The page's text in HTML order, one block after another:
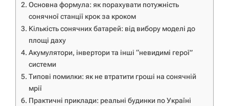
Основна формула: як порахувати потужність
сонячної станції крок за кроком
Кількість сонячних батарей: від вибору моделі до
площі даху
Акумулятори, інвертори та інші “невидимі герої”
системи
Типові помилки: як не втратити гроші на сонячній
мрії
Практичні приклади: реальні будинки по Україні